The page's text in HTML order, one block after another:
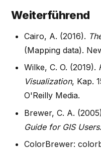
Weiterführend
Cairo, A. (2016).
(Mapping data).
Wilke, C. O. (2019).
Visualization, Kap.
O'Reilly Media.
Brewer, C. A.
Guide for GIS Users
ColorBrewer: